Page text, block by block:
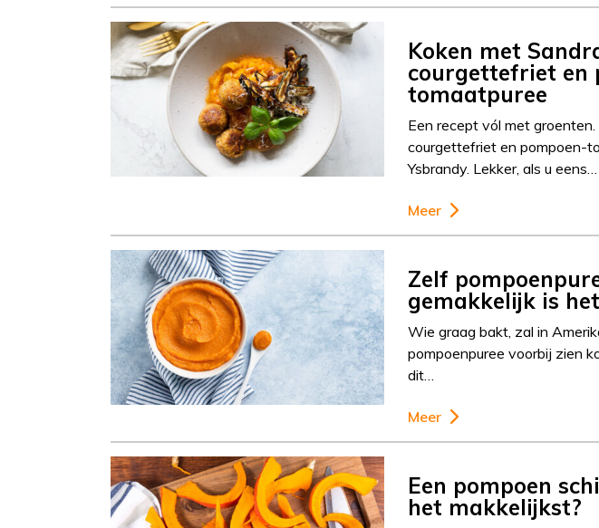
Koken met
courgettefriet en
tomaatpuree
Een recept vól met
courgettefriet en pompoen-
Ysbrandy. Lekker, als u eens…
Meer
Zelf
gemakkelijk is het
Wie graag bakt, zal in
pompoenpuree voorbij zien
dit…
Meer
Een pompoen
het makkelijkst?